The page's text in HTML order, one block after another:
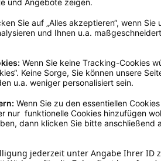
mit ausgewählten und
sensitive und allergische Hunde
Kartoffeln liefern wichtige
und L-Carnitin, liefern eine
Bänder und Gelenke unterstützen
für den Hund ganz besonders
exklusive Rezeptur erhalten